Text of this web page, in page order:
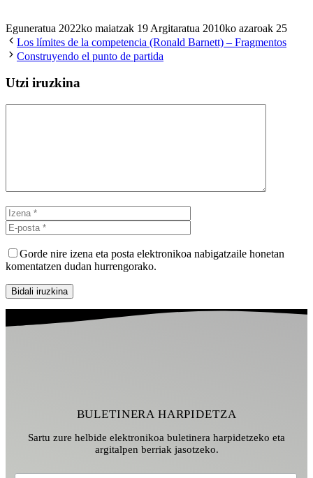
Eguneratua 2022ko maiatzak 19 Argitaratua 2010ko azaroak 25
Los límites de la competencia (Ronald Barnett) – Fragmentos
Construyendo el punto de partida
Utzi iruzkina
Izena
posta
Gorde nire izena eta posta elektronikoa nabigatzaile honetan
komentatzen dudan hurrengorako.
BULETINERA HARPIDETZA
Sartu zure helbide elektronikoa buletinera harpidetzeko eta
argitalpen berriak jasotzeko.